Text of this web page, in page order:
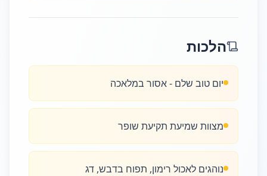
הלכות
יום טוב שלם - אסור במלאכה
מצוות שמיעת תקיעת שופר
נוהגים לאכול רימון, תפוח בדבש, דג